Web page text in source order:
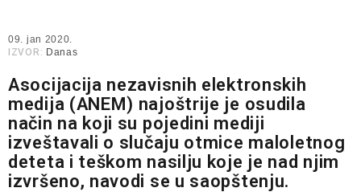
09. jan 2020.
IZVOR: Danas
Asocijacija nezavisnih elektronskih
medija (ANEM) najoštrije je osudila
način na koji su pojedini mediji
izveštavali o slučaju otmice maloletnog
deteta i teškom nasilju koje je nad njim
izvršeno, navodi se u saopštenju.